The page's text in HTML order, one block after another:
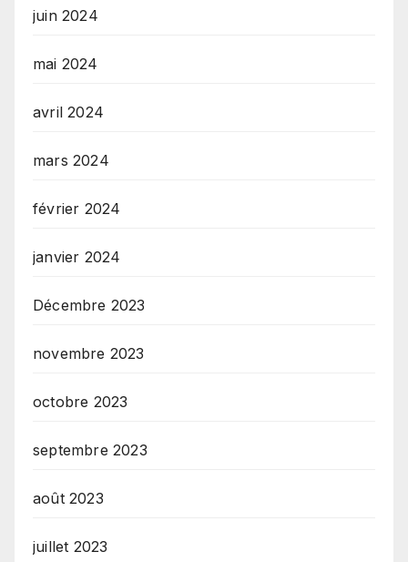
juin 2024
mai 2024
avril 2024
mars 2024
février 2024
janvier 2024
Décembre 2023
novembre 2023
octobre 2023
septembre 2023
août 2023
juillet 2023